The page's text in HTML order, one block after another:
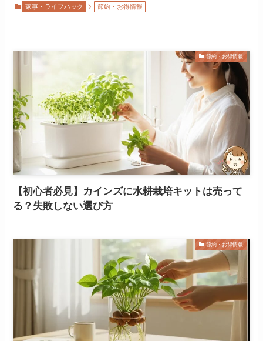
家事・ライフハック 節約・お得情報
節約・お得情報
【初心者必見】カインズに水耕栽培キットは売って
る？失敗しない選び方
節約・お得情報